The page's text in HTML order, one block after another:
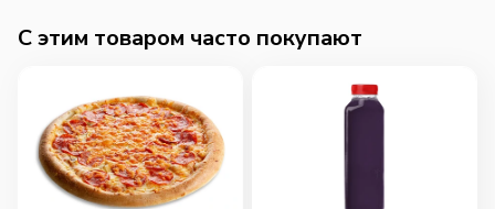
C этим товаром часто покупают